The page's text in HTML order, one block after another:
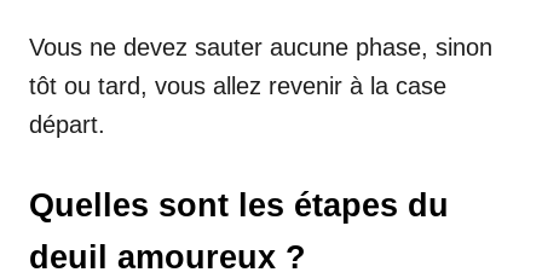
Vous ne devez sauter aucune phase, sinon
tôt ou tard, vous allez revenir à la case
départ.
Quelles sont les étapes du
deuil amoureux ?